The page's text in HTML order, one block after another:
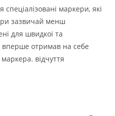
маркери, які
зазвичай менш
для швидкої та
вперше отримав на себе
відчуття